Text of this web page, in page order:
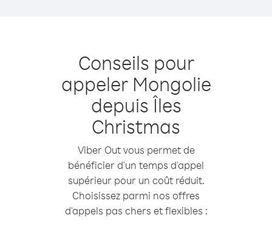
Conseils pour
appeler Mongolie
depuis Îles
Christmas
Viber Out vous permet de
bénéficier d'un temps d'appel
supérieur pour un coût réduit.
Choisissez parmi nos offres
d'appels pas chers et flexibles :